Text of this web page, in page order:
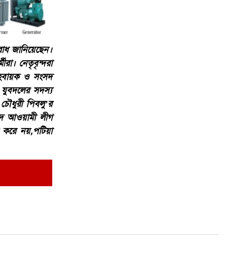
জানিয়েছেন।
নেতৃবৃন্দরা
ও সংসদ
সদস্য
পিবলু’র
আওয়ামী লীগ
করে নয়,পটিয়া